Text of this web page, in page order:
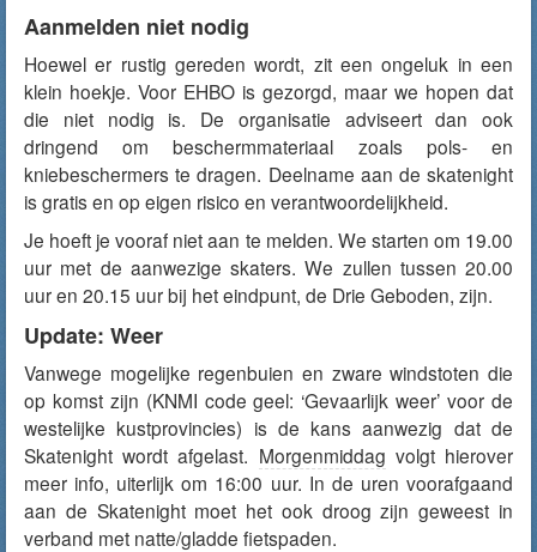
Aanmelden niet nodig
Hoewel er rustig gereden wordt, zit een ongeluk in een
klein hoekje. Voor EHBO is gezorgd, maar we hopen dat
die niet nodig is. De organisatie adviseert dan ook
dringend om beschermmateriaal zoals pols- en
kniebeschermers te dragen. Deelname aan de skatenight
is gratis en op eigen risico en verantwoordelijkheid.
Je hoeft je vooraf niet aan te melden. We starten om 19.00
uur met de aanwezige skaters. We zullen tussen 20.00
uur en 20.15 uur bij het eindpunt, de Drie Geboden, zijn.
Update: Weer
Vanwege mogelijke regenbuien en zware windstoten die
op komst zijn (KNMI code geel: ‘Gevaarlijk weer’ voor de
westelijke kustprovincies) is de kans aanwezig dat de
Skatenight wordt afgelast. Morgenmiddag volgt hierover
meer info, uiterlijk om 16:00 uur. In de uren voorafgaand
aan de Skatenight moet het ook droog zijn geweest in
verband met natte/gladde fietspaden.